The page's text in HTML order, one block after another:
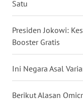
Satu
Presiden Jokowi:
Booster Gratis
Ini Negara Asal
Berikut Alasan
JATIM